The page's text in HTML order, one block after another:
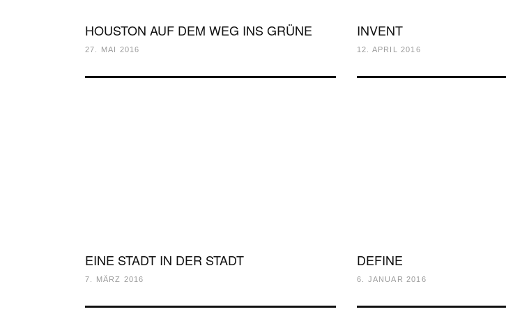
HOUSTON AUF DEM WEG INS GRÜNE
27. MAI 2016
INVENT
12. APRIL 2016
EINE STADT IN DER STADT
7. MÄRZ 2016
DEFINE
6. JANUAR 2016